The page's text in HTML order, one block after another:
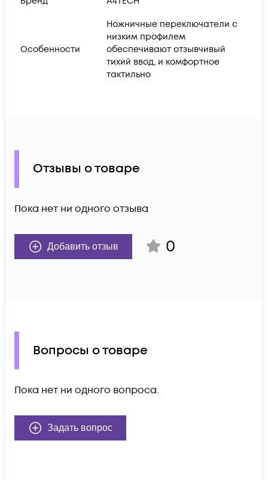
Особенности
Ножничные переключатели с
низким профилем
обеспечивают отзывчивый
тихий ввод, и комфортное
тактильно
Отзывы о товаре
Пока нет ни одного отзыва
Добавить отзыв 0
Вопросы о товаре
Пока нет ни одного вопроса.
Задать вопрос